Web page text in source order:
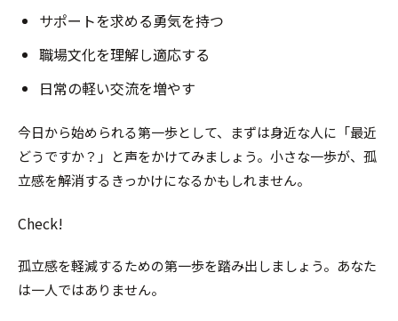
サポートを求める勇気を持つ
職場文化を理解し適応する
日常の軽い交流を増やす
今日から始められる第一歩として、まずは身近な人に「最近
どうですか？」と声をかけてみましょう。小さな一歩が、孤
立感を解消するきっかけになるかもしれません。
Check!
孤立感を軽減するための第一歩を踏み出しましょう。あなた
は一人ではありません。